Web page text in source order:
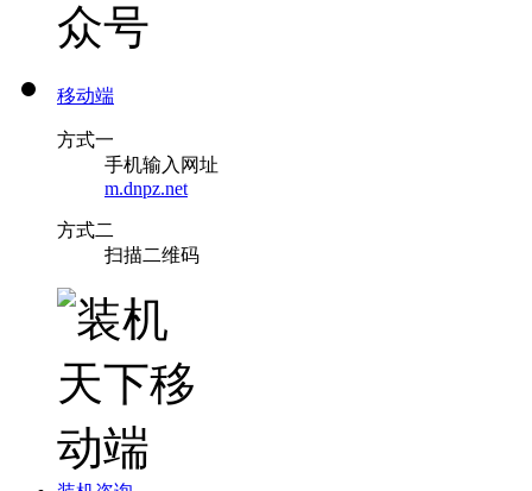
移动端
方式一
手机输入网址
m.dnpz.net
方式二
扫描二维码